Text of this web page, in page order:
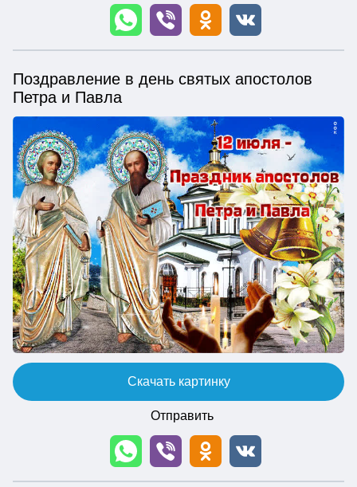
Поздравление в день святых апостолов
Петра и Павла
Скачать картинку
Отправить